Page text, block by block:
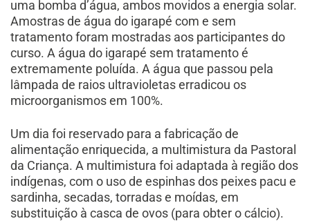
uma bomba d’água, ambos movidos a energia solar.
Amostras de água do igarapé com e sem
tratamento foram mostradas aos participantes do
curso. A água do igarapé sem tratamento é
extremamente poluída. A água que passou pela
lâmpada de raios ultravioletas erradicou os
microorganismos em 100%.
Um dia foi reservado para a fabricação de
alimentação enriquecida, a multimistura da Pastoral
da Criança. A multimistura foi adaptada à região dos
indígenas, com o uso de espinhas dos peixes pacu e
sardinha, secadas, torradas e moídas, em
substituição à casca de ovos (para obter o cálcio).